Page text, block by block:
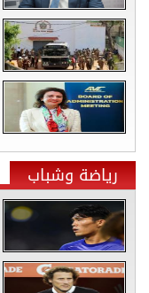
رياضة وشباب